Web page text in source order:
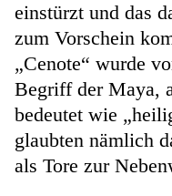
einstürzt und das
zum Vorschein
„Cenote“ wurde
Begriff der Maya,
bedeutet wie
glaubten nämlich
als Tore zur